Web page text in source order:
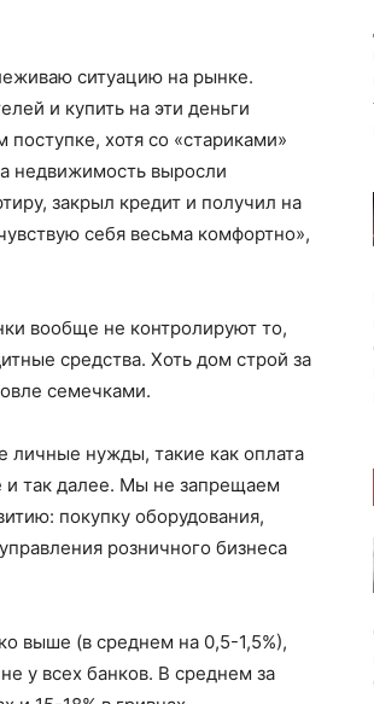
ситуацию на рынке.
и купить на эти деньги
хотя со «стариками»
недвижимость выросли
закрыл кредит и получил на
себя весьма комфортно»,
вообще не контролируют то,
средства. Хоть дом строй за
семечками.
личные нужды, такие как оплата
и так далее. Мы не запрещаем
покупку оборудования,
розничного бизнеса
выше (в среднем на 0,5-1,5%),
у всех банков. В среднем за